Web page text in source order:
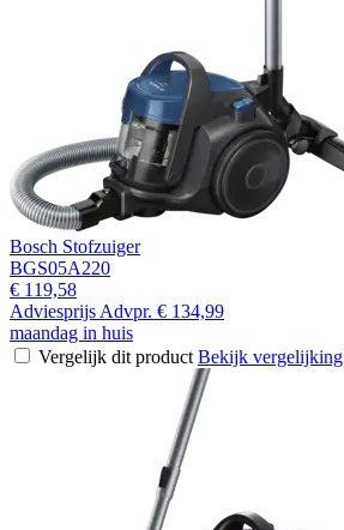
Bosch Stofzuiger
BGS05A220
€ 119,58
Adviesprijs Advpr. € 134,99
maandag in huis
Vergelijk dit product Bekijk vergelijking